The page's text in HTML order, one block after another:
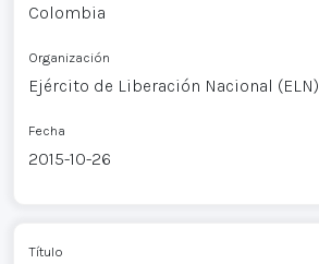
Colombia
Organización
Ejército de Liberación Nacional (ELN)
Fecha
2015-10-26
Título